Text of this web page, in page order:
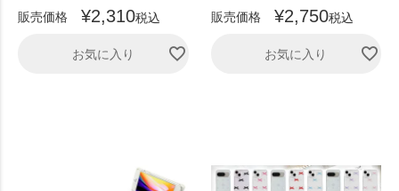
販売価格
¥2,310税込
お気に入り
販売価格
¥2,750税込
お気に入り